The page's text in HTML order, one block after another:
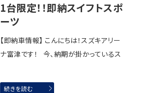
1台限定！！即納スイフトスポ
ーツ
【即納車情報】 こんにちは！スズキアリー
ナ富津です！ 今、納期が掛かっているス
続きを読む